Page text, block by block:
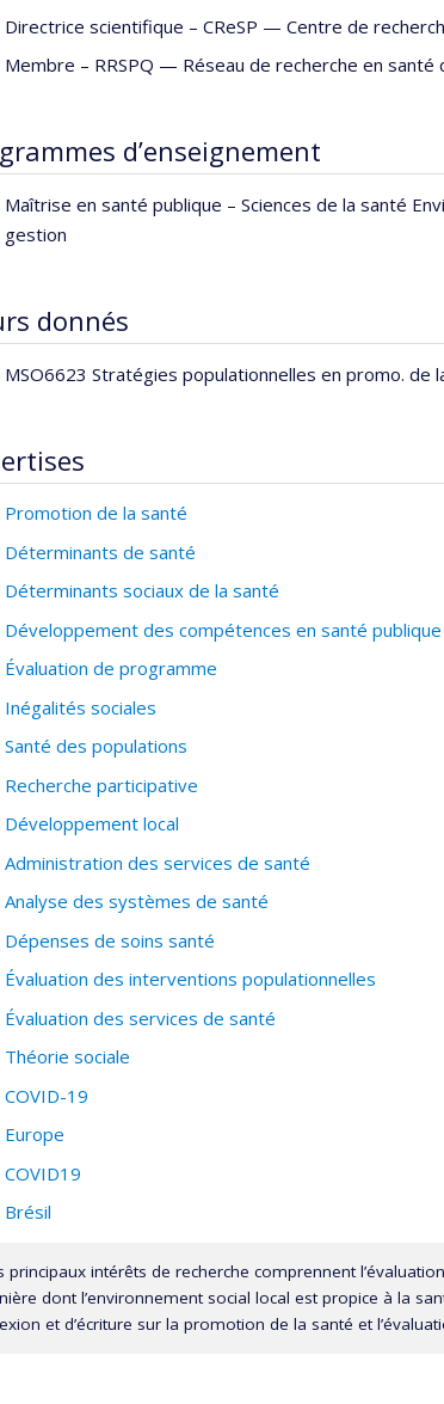
R.D. Defries 2021 de l’Association canadienne de
Directrice scientifique – CReSP — Centre de
Membre – RRSPQ — Réseau de recherche en santé
d’enseignement
Maîtrise en santé publique – Sciences de la santé
gestion
donnés
MSO6623 Stratégies populationnelles en promo. de
Promotion de la santé
Déterminants de santé
Déterminants sociaux de la santé
Développement des compétences en santé publique
Évaluation de programme
Inégalités sociales
Santé des populations
Recherche participative
Développement local
Administration des services de santé
Analyse des systèmes de santé
Dépenses de soins santé
Évaluation des interventions populationnelles
Évaluation des services de santé
Théorie sociale
COVID-19
Europe
COVID19
Brésil
principaux intérêts de recherche comprennent
dont l’environnement social local est propice à la
et d’écriture sur la promotion de la santé et